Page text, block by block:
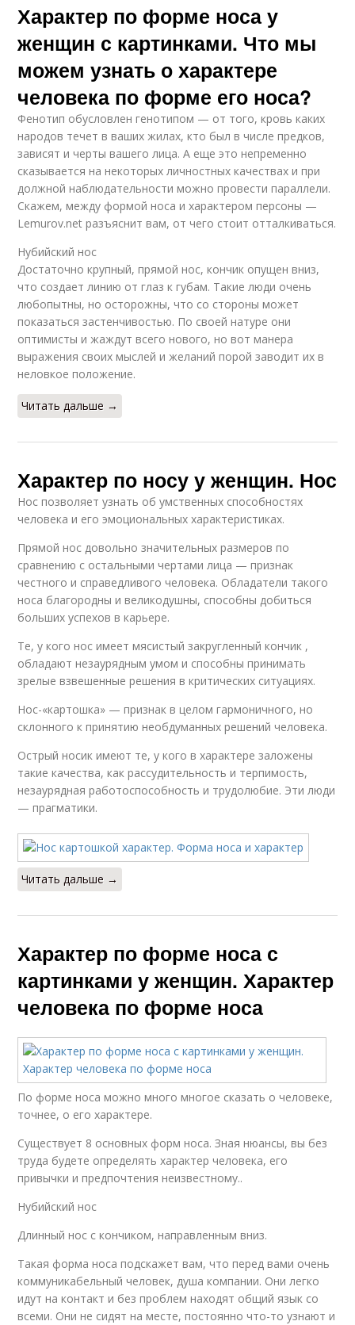
Характер по форме носа у
женщин с картинками. Что мы
можем узнать о характере
человека по форме его носа?
Фенотип обусловлен генотипом — от того, кровь каких
народов течет в ваших жилах, кто был в числе предков,
зависят и черты вашего лица. А еще это непременно
сказывается на некоторых личностных качествах и при
должной наблюдательности можно провести параллели.
Скажем, между формой носа и характером персоны —
Lemurov.net разъяснит вам, от чего стоит отталкиваться.
Нубийский нос
Достаточно крупный, прямой нос, кончик опущен вниз,
что создает линию от глаз к губам. Такие люди очень
любопытны, но осторожны, что со стороны может
показаться застенчивостью. По своей натуре они
оптимисты и жаждут всего нового, но вот манера
выражения своих мыслей и желаний порой заводит их в
неловкое положение.
Читать дальше →
Характер по носу у женщин. Нос
Нос позволяет узнать об умственных способностях
человека и его эмоциональных характеристиках.
Прямой нос довольно значительных размеров по
сравнению с остальными чертами лица — признак
честного и справедливого человека. Обладатели такого
носа благородны и великодушны, способны добиться
больших успехов в карьере.
Те, у кого нос имеет мясистый закругленный кончик ,
обладают незаурядным умом и способны принимать
зрелые взвешенные решения в критических ситуациях.
Нос-«картошка» — признак в целом гармоничного, но
склонного к принятию необдуманных решений человека.
Острый носик имеют те, у кого в характере заложены
такие качества, как рассудительность и терпимость,
незаурядная работоспособность и трудолюбие. Эти люди
— прагматики.
Читать дальше →
Характер по форме носа с
картинками у женщин. Характер
человека по форме носа
По форме носа можно много многое сказать о человеке,
точнее, о его характере.
Существует 8 основных форм носа. Зная нюансы, вы без
труда будете определять характер человека, его
привычки и предпочтения неизвестному..
Нубийский нос
Длинный нос с кончиком, направленным вниз.
Такая форма носа подскажет вам, что перед вами очень
коммуникабельный человек, душа компании. Они легко
идут на контакт и без проблем находят общий язык со
всеми. Они не сидят на месте, постоянно что-то узнают и